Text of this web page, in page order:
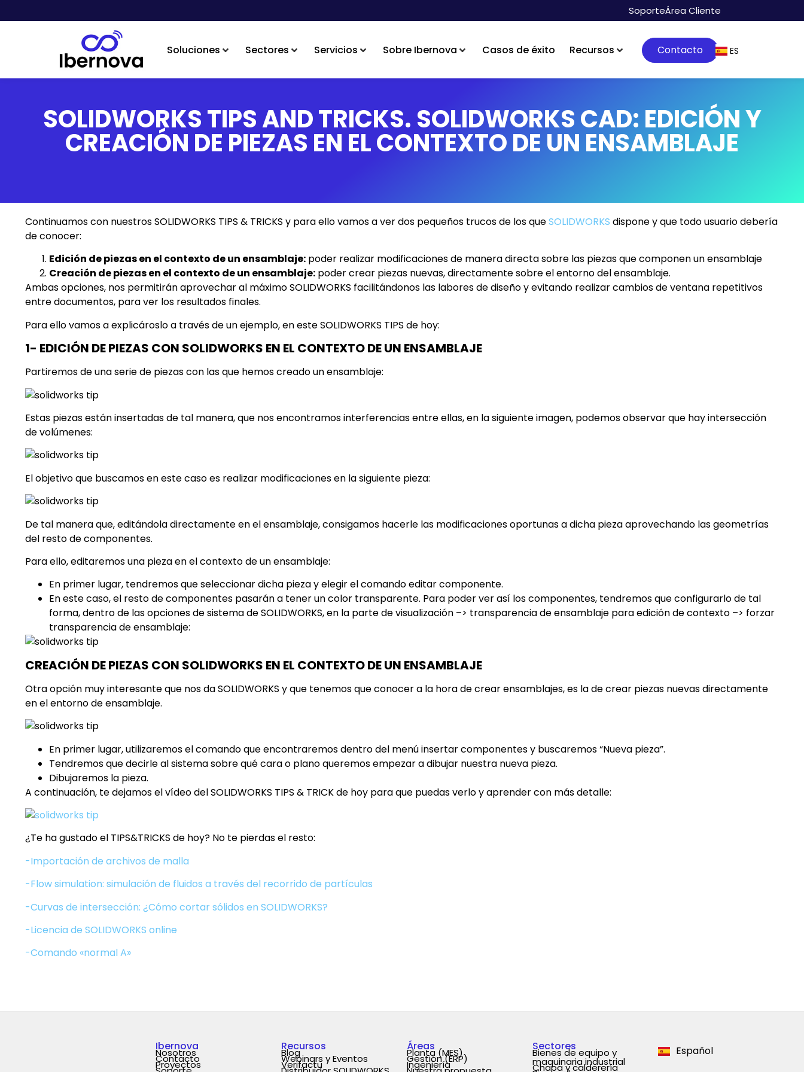
SoporteÁrea Cliente
Soluciones Sectores Servicios Sobre Ibernova Casos de éxito Recursos Contacto ES
SOLIDWORKS TIPS AND TRICKS. SOLIDWORKS CAD: EDICIÓN Y
CREACIÓN DE PIEZAS EN EL CONTEXTO DE UN ENSAMBLAJE
Continuamos con nuestros SOLIDWORKS TIPS & TRICKS y para ello vamos a ver dos pequeños trucos de los queSOLIDWORKS dispone y que todo usuario debería
de conocer:
Edición de piezas en el contexto de un ensamblaje: poder realizar modificaciones de manera directa sobre las piezas que componen un ensamblaje
Creación de piezas en el contexto de un ensamblaje: poder crear piezas nuevas, directamente sobre el entorno del ensamblaje.
Ambas opciones, nos permitirán aprovechar al máximo SOLIDWORKS facilitándonos las labores de diseño y evitando realizar cambios de ventana repetitivos
entre documentos, para ver los resultados finales.
Para ello vamos a explicároslo a través de un ejemplo, en este SOLIDWORKS TIPS de hoy:
1- EDICIÓN DE PIEZAS CON SOLIDWORKS EN EL CONTEXTO DE UN ENSAMBLAJE
Partiremos de una serie de piezas con las que hemos creado un ensamblaje:
Estas piezas están insertadas de tal manera, que nos encontramos interferencias entre ellas, en la siguiente imagen, podemos observar que hay intersección
de volúmenes:
El objetivo que buscamos en este caso es realizar modificaciones en la siguiente pieza:
De tal manera que, editándola directamente en el ensamblaje, consigamos hacerle las modificaciones oportunas a dicha pieza aprovechando las geometrías
del resto de componentes.
Para ello, editaremos una pieza en el contexto de un ensamblaje:
En primer lugar, tendremos que seleccionar dicha pieza y elegir el comando editar componente.
En este caso, el resto de componentes pasarán a tener un color transparente. Para poder ver así los componentes, tendremos que configurarlo de tal
forma, dentro de las opciones de sistema de SOLIDWORKS, en la parte de visualización –> transparencia de ensamblaje para edición de contexto –> forzar
transparencia de ensamblaje:
CREACIÓN DE PIEZAS CON SOLIDWORKS EN EL CONTEXTO DE UN ENSAMBLAJE
Otra opción muy interesante que nos da SOLIDWORKS y que tenemos que conocer a la hora de crear ensamblajes, es la de crear piezas nuevas directamente
en el entorno de ensamblaje.
En primer lugar, utilizaremos el comando que encontraremos dentro del menú insertar componentes y buscaremos “Nueva pieza”.
Tendremos que decirle al sistema sobre qué cara o plano queremos empezar a dibujar nuestra nueva pieza.
Dibujaremos la pieza.
A continuación, te dejamos el vídeo del SOLIDWORKS TIPS & TRICK de hoy para que puedas verlo y aprender con más detalle:
¿Te ha gustado el TIPS&TRICKS de hoy? No te pierdas el resto:
-Importación de archivos de malla
-Flow simulation: simulación de fluidos a través del recorrido de partículas
-Curvas de intersección: ¿Cómo cortar sólidos en SOLIDWORKS?
-Licencia de SOLIDWORKS online
-Comando «normal A»
Ibernova
Nosotros
Contacto
Proyectos
Recursos
Blog
Webinars y Eventos
Verifactu
Áreas
Planta (MES)
Gestión (ERP)
Ingeniería
Sectores
Bienes de equipo y
maquinaria industrial
Chapa y calderería
Español
Deutsch